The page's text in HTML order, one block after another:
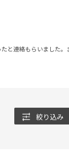
と連絡もらいました。
絞り込み